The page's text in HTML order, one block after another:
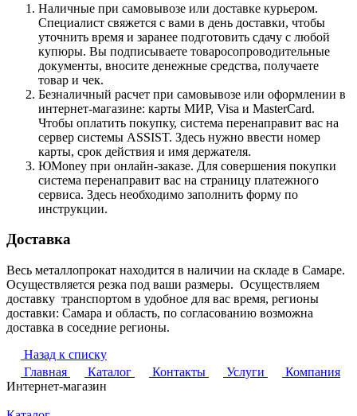
Наличные при самовывозе или доставке курьером.
Специалист свяжется с вами в день доставки, чтобы
уточнить время и заранее подготовить сдачу с любой
купюры. Вы подписываете товаросопроводительные
документы, вносите денежные средства, получаете
товар и чек.
Безналичный расчет при самовывозе или оформлении в
интернет-магазине: карты МИР, Visa и MasterCard.
Чтобы оплатить покупку, система перенаправит вас на
сервер системы ASSIST. Здесь нужно ввести номер
карты, срок действия и имя держателя.
ЮMoney при онлайн-заказе. Для совершения покупки
система перенаправит вас на страницу платежного
сервиса. Здесь необходимо заполнить форму по
инструкции.
Доставка
Весь металлопрокат находится в наличии на складе в Самаре.
Осуществляется резка под ваши размеры. Осуществляем
доставку транспортом в удобное для вас время, регионы
доставки: Самара и область, по согласованию возможна
доставка в соседние регионы.
Назад к списку
Главная
Каталог Контакты Услуги
Компания
Интернет-магазин